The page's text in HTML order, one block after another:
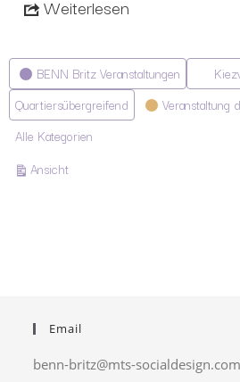
Weiterlesen
Kategorien
BENN Britz Veranstaltungen
Quartiersübergreifend
Veranstaltung
Alle Kategorien
Ansichtausdrucken
Email
benn-britz@mts-socialdesign.com